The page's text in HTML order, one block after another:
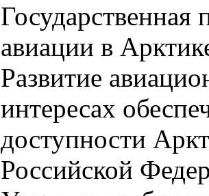
Государственная
авиации в
Развитие
интересах
доступности
Российской